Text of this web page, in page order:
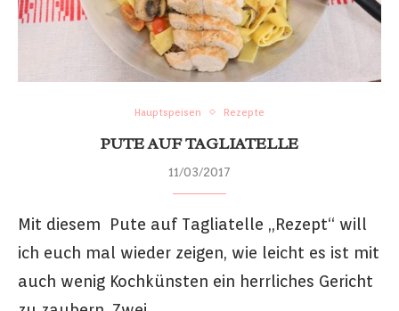
Hauptspeisen Rezepte
PUTE AUF TAGLIATELLE
11/03/2017
Mit diesem Pute auf Tagliatelle „Rezept“ will
ich euch mal wieder zeigen, wie leicht es ist mit
auch wenig Kochkünsten ein herrliches Gericht